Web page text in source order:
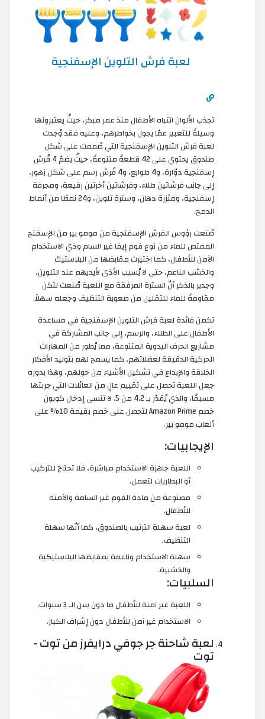
لعبة فرش التلوين الإسفنجية
تجذب الألوان انتباه الأطفال منذ عمر مبكر، حيثُ يعتبرونها
وسيلةً للتعبير عمّا يجول بخواطرهم، وعليه فقد وُجدت
لعبة فرش التلوين الإسفنجية التي صُممت على شكل
صندوق يحتوي على 42 قطعةً متنوعةً، حيثُ يضمّ 4 فُرش
إسفنجية دوّارة، و4 طوابع، و4 فُرش رسم على شكل زهور،
إلى جانب فرشاتين طلاء، وفرشاتين أخرتين رفيعة، ومجرفة
إسفنجية، ومئزرة دهان، وسترة تلوين، و24 نمطًا من أنماط
الدمج.
صُنعت رؤوس الفرش الإسفنجية من مومو بير من الإسفنج
الممتص للماء من نوع فوم إيفا غير السام وذي الاستخدام
الآمن للأطفال، كما اختيرت مقابضها من البلاستيك
والخشب الناعم، حتى لا يُسبب الأذى لأيديهم عند التلوين،
وجدير بالذكر أنّ السترة المرفقة مع اللعبة صُنعت لتكن
مقاومةً للماء للتقليل من صعوبة التنظيف وجعله سهلاً.
تكمن فائدة لعبة فرش التلوين الإسفنجية في مساعدة
الأطفال على الطلاء، والرسم، إلى جانب المشاركة في
مشاريع الحرف اليدوية المتنوعة، مما يُطور من المهارات
الحركية الدقيقة لعضلاتهم، كما يسمح لهم بتوليد الأفكار
الخلاقة والإبداع في تشكيل الأشياء من حولهم، وهذا بدوره
جعل اللعبة تحصل على تقييم عالٍ من العائلات التي جربتها
مسبقًا، والذي يُقدّر بـ 4.2 من 5. لا تنسى إدخال كوبون
خصم Amazon Prime لتحصل على خصم بقيمة 10% على
ألعاب مومو بير.
الإيجابيات:
اللعبة جاهزة الاستخدام مباشرة، فلا تحتاج للتركيب
أو البطاريات لتعمل.
مصنوعة من مادة الفوم غير السامة والآمنة
للأطفال.
لعبة سهلة الترتيب بالصندوق، كما أنّها سهلة
التنظيف.
سهلة الاستخدام وناعمة بمقابضها البلاستيكية
والخشبية.
السلبيات:
اللعبة غير آمنة للأطفال ما دون سن الـ 3 سنوات.
الاستخدام غير آمن للأطفال دون إشراف الكبار.
لعبة شاحنة جر جوفي درايفرز من توت -
توت